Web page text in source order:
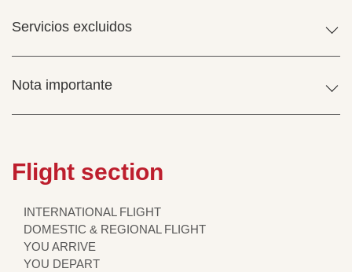
Servicios excluidos
Nota importante
Flight section
INTERNATIONAL FLIGHT
DOMESTIC & REGIONAL FLIGHT
YOU ARRIVE
YOU DEPART